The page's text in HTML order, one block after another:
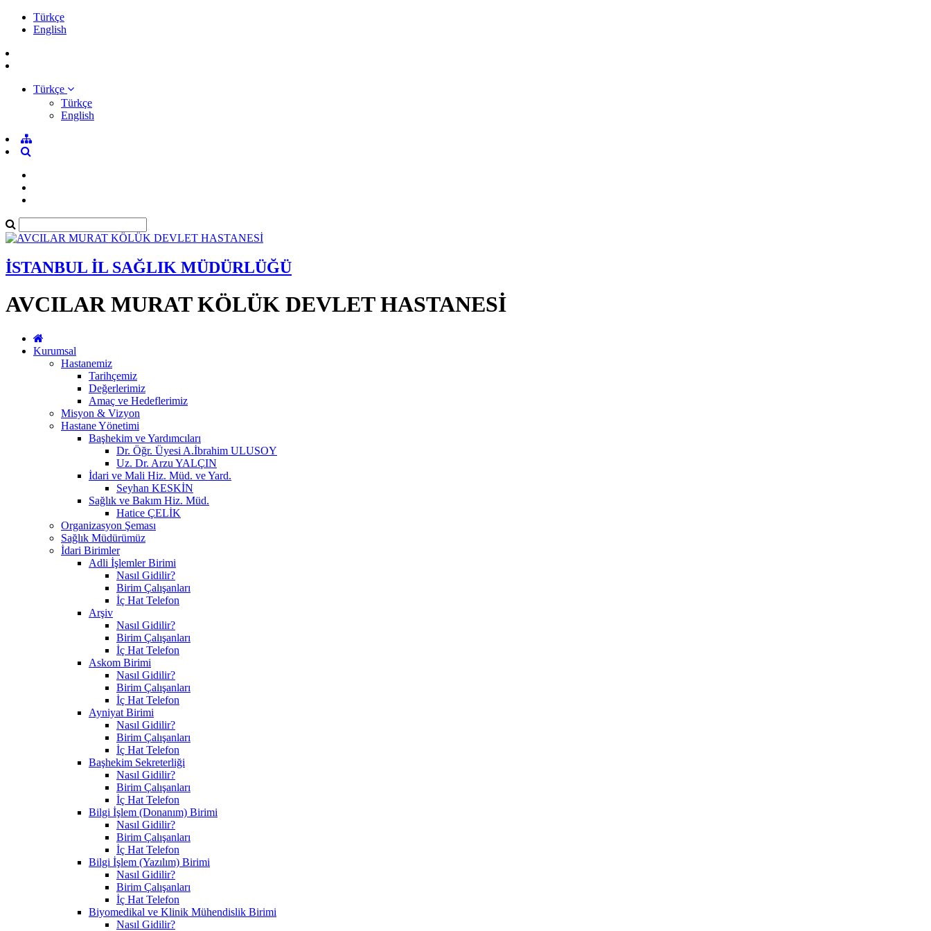
Türkçe
English
Türkçe
Türkçe
English
İSTANBUL İL SAĞLIK MÜDÜRLÜĞÜ
AVCILAR MURAT KÖLÜK DEVLET HASTANESİ
Kurumsal
Hastanemiz
Tarihçemiz
Değerlerimiz
Amaç ve Hedeflerimiz
Misyon & Vizyon
Hastane Yönetimi
Başhekim ve Yardımcıları
Dr. Öğr. Üyesi A.İbrahim ULUSOY
Uz. Dr. Arzu YALÇIN
İdari ve Mali Hiz. Müd. ve Yard.
Seyhan KESKİN
Sağlık ve Bakım Hiz. Müd.
Hatice ÇELİK
Organizasyon Şeması
Sağlık Müdürümüz
İdari Birimler
Adli İşlemler Birimi
Nasıl Gidilir?
Birim Çalışanları
İç Hat Telefon
Arşiv
Nasıl Gidilir?
Birim Çalışanları
İç Hat Telefon
Askom Birimi
Nasıl Gidilir?
Birim Çalışanları
İç Hat Telefon
Ayniyat Birimi
Nasıl Gidilir?
Birim Çalışanları
İç Hat Telefon
Başhekim Sekreterliği
Nasıl Gidilir?
Birim Çalışanları
İç Hat Telefon
Bilgi İşlem (Donanım) Birimi
Nasıl Gidilir?
Birim Çalışanları
İç Hat Telefon
Bilgi İşlem (Yazılım) Birimi
Nasıl Gidilir?
Birim Çalışanları
İç Hat Telefon
Biyomedikal ve Klinik Mühendislik Birimi
Nasıl Gidilir?